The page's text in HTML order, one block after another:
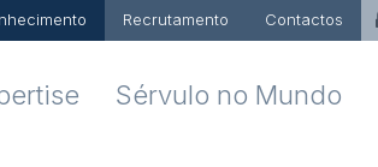
Recrutamento Contactos
Sérvulo no Mundo